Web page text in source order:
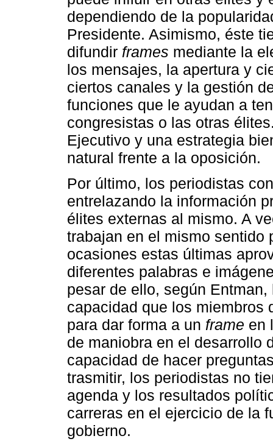
dependiendo de la
Presidente. Asimismo, éste
difundir frames mediante la
los mensajes, la apertura y
ciertos canales y la gestión
funciones que le ayudan a
congresistas o las otras
Ejecutivo y una estrategia
natural frente a la oposición.
Por último, los periodistas
entrelazando la información
élites externas al mismo. A
trabajan en el mismo sentido
ocasiones estas últimas
diferentes palabras e
pesar de ello, según
capacidad que los miembros
para dar forma a un frame en
de maniobra en el desarrollo
capacidad de hacer
trasmitir, los periodistas no
agenda y los resultados
carreras en el ejercicio de la
gobierno.